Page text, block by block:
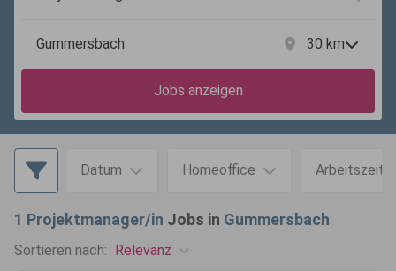
30 km
Jobs anzeigen
Datum Homeoffice Arbeitszeit
1 Projektmanager/in Jobs in Gummersbach
Sortieren nach: Relevanz